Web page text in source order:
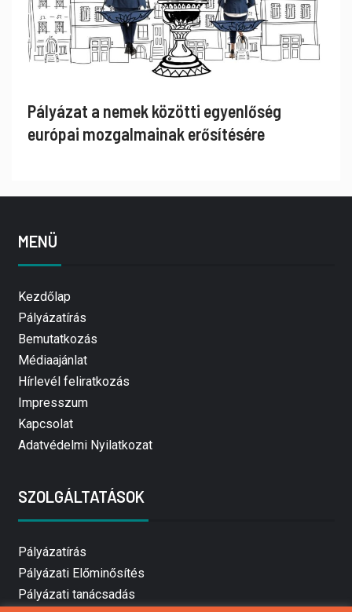
Pályázat a nemek közötti egyenlőség
európai mozgalmainak erősítésére
MENÜ
Kezdőlap
Pályázatírás
Bemutatkozás
Médiaajánlat
Hírlevél feliratkozás
Impresszum
Kapcsolat
Adatvédelmi Nyilatkozat
SZOLGÁLTATÁSOK
Pályázatírás
Pályázati Előminősítés
Pályázati tanácsadás